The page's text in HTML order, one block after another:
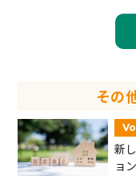
その
新
ョ